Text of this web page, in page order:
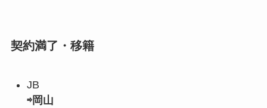
契約満了・移籍
JB
⇨岡山